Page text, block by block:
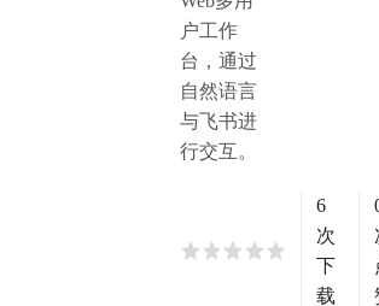
户工作
台，通过
自然语言
与飞书进
行交互。
6
次
下
载